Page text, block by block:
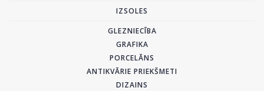
IZSOLES
GLEZNIECĪBA
GRAFIKA
PORCELĀNS
ANTIKVĀRIE PRIEKŠMETI
DIZAINS